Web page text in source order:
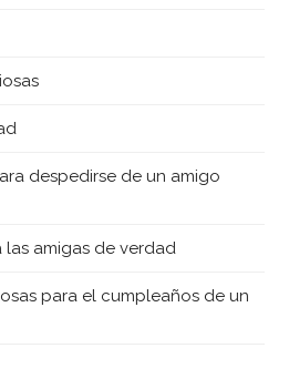
despedirse de un amigo
las amigas de verdad
para el cumpleaños de un